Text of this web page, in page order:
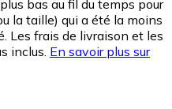
bas au fil du temps pour
la taille) qui a été la moins
Les frais de livraison et les
inclus. En savoir plus sur